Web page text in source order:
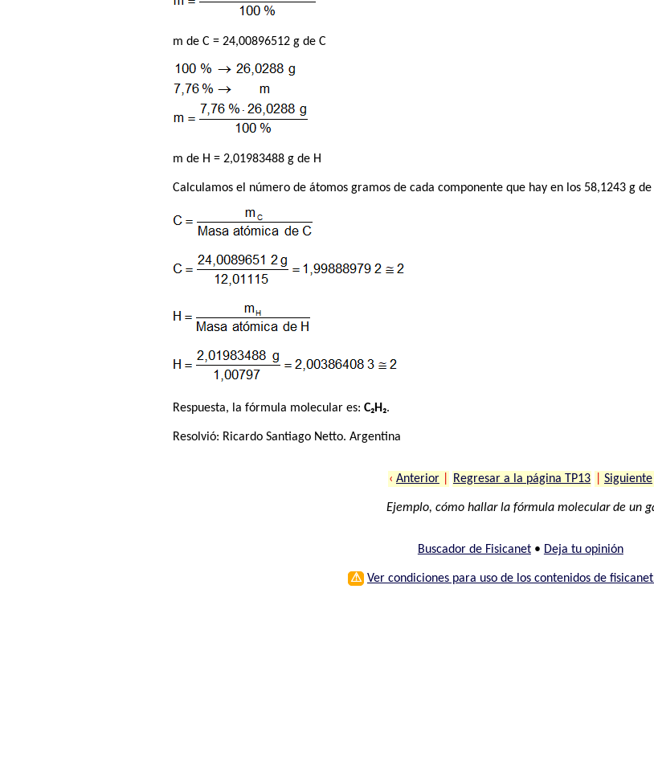
m de C = 24,00896512 g de C
m de H = 2,01983488 g de H
Calculamos el número de átomos gramos de cada componente que hay en los 58,1243 g de
Respuesta, la fórmula molecular es:C₂H₂.
Resolvió: Ricardo Santiago Netto. Argentina
‹ Anterior Regresar a la página TP13 Siguiente
Ejemplo, cómo hallar la fórmula molecular de un
Buscador de Fisicanet• Deja tu opinión
⚠ Ver condiciones para uso de los contenidos de